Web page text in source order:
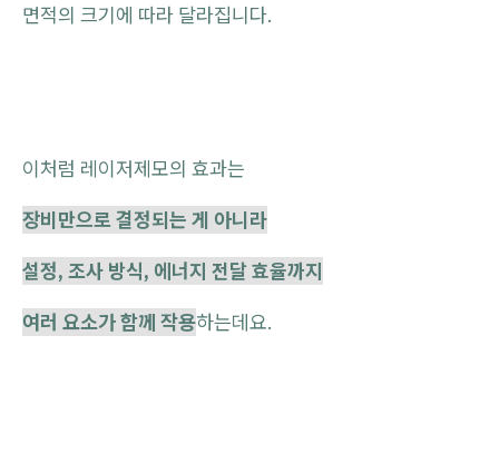
면적의 크기에 따라 달라집니다.
이처럼 레이저제모의 효과는
장비만으로 결정되는 게 아니라
설정, 조사 방식, 에너지 전달 효율까지
여러 요소가 함께 작용하는데요.